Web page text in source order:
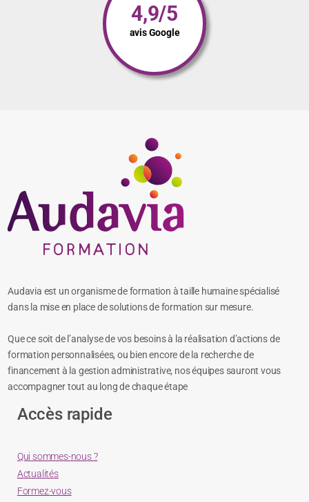
4,9/5
avis Google
Audavia est un organisme de formation à taille humaine spécialisé
dans la mise en place de solutions de formation sur mesure.
Que ce soit de l’analyse de vos besoins à la réalisation d’actions de
formation personnalisées, ou bien encore de la recherche de
financement à la gestion administrative, nos équipes sauront vous
accompagner tout au long de chaque étape
Accès rapide
Qui sommes-nous ?
Actualités
Formez-vous